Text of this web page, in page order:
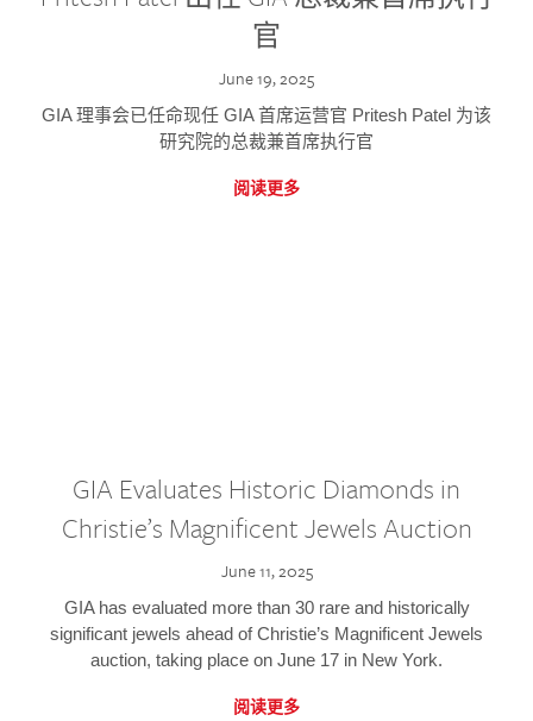
官
June 19, 2025
GIA 理事会已任命现任 GIA 首席运营官 Pritesh Patel 为该
研究院的总裁兼首席执行官
阅读更多
GIA Evaluates Historic Diamonds in
Christie’s Magnificent Jewels Auction
June 11, 2025
GIA has evaluated more than 30 rare and historically
significant jewels ahead of Christie’s Magnificent Jewels
auction, taking place on June 17 in New York.
阅读更多